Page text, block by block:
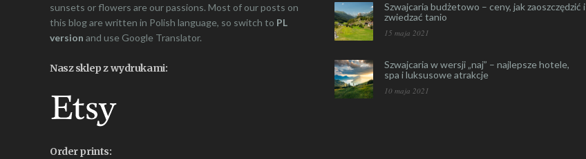
sunsets or flowers are our passions. Most of our posts on
this blog are written in Polish language, so switch to PL
version and use Google Translator.
Nasz sklep z wydrukami:
Order prints:
Szwajcaria budżetowo – ceny, jak zaoszczędzić i
zwiedzać tanio
15 maja 2021
Szwajcaria w wersji „naj” – najlepsze hotele,
spa i luksusowe atrakcje
10 maja 2021